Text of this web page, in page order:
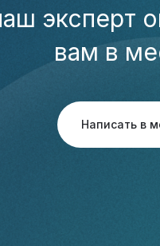
эксперт
вам в
Написать в